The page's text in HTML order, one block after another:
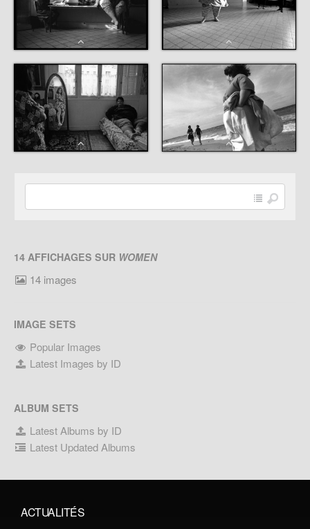
14 AFFICHAGES SUR WOMEN
14 images
IMAGE SETS
Popular Images
Latest Images by ID
ALBUM SETS
Latest Albums by ID
Latest Updated Albums
ACTUALITÉS